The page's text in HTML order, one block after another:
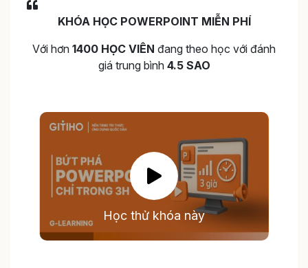
KHÓA HỌC POWERPOINT MIỄN PHÍ
Với hơn 1400 HỌC VIÊN đang theo học với đánh
giá trung bình 4.5 SAO
Học thử khóa này